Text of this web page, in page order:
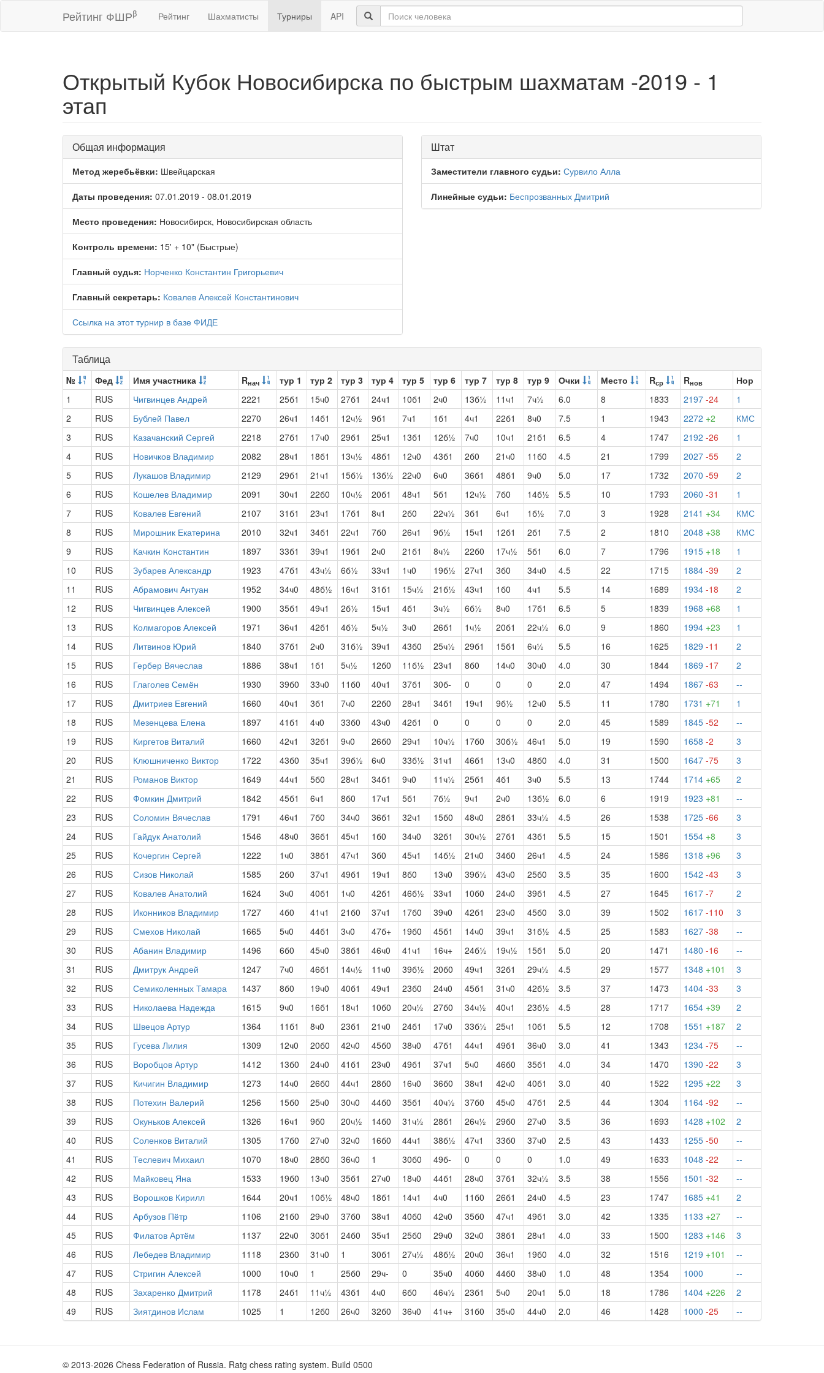
Рейтинг ФШРβ Рейтинг Шахматисты Турниры API
Открытый Кубок Новосибирска по быстрым шахматам -2019 - 1
этап
Общая информация
Метод жеребьёвки: Швейцарская
Даты проведения: 07.01.2019 - 08.01.2019
Место проведения: Новосибирск, Новосибирская область
Контроль времени: 15' + 10" (Быстрые)
Главный судья: Норченко Константин Григорьевич
Главный секретарь: Ковалев Алексей Константинович
Ссылка на этот турнир в базе ФИДЕ
Штат
Заместители главного судьи: Сурвило Алла
Линейные судьи: Беспрозванных Дмитрий
Таблица
№ Фед Имя участника Rнач тур 1 тур 2 тур 3 тур 4 тур 5 тур 6 тур 7 тур 8 тур 9 Очки Место Rср Rнов
Нор
1
RUS Чигвинцев Андрей 2221 25б1 15ч0 27б1 24ч1 10б1 2ч0 13б½ 11ч1 7ч½ 6.0 8 1833 2197 -24
1
2
RUS Бублей Павел 2270 26ч1 14б1 12ч½ 9б1 7ч1 1б1 4ч1 22б1 8ч0 7.5 1 1943 2272 +2
КМС
3
RUS Казачанский Сергей 2218 27б1 17ч0 29б1 25ч1 13б1 12б½ 7ч0 10ч1 21б1 6.5 4 1747 2192 -26
1
4
RUS Новичков Владимир 2082 28ч1 18б1 13ч½ 48б1 12ч0 43б1 2б0 21ч0 11б0 4.5 21 1799 2027 -55
2
5
RUS Лукашов Владимир 2129 29б1 21ч1 15б½ 13б½ 22ч0 6ч0 36б1 48б1 9ч0 5.0 17 1732 2070 -59
2
6
RUS Кошелев Владимир 2091 30ч1 22б0 10ч½ 20б1 48ч1 5б1 12ч½ 7б0 14б½ 5.5 10 1793 2060 -31
1
7
RUS Ковалев Евгений 2107 31б1 23ч1 17б1 8ч1 2б0 22ч½ 3б1 6ч1 1б½ 7.0 3 1928 2141 +34
КМС
8
RUS Мирошник Екатерина 2010 32ч1 34б1 22ч1 7б0 26ч1 9б½ 15ч1 12б1 2б1 7.5 2 1810 2048 +38
КМС
9
RUS Качкин Константин 1897 33б1 39ч1 19б1 2ч0 21б1 8ч½ 22б0 17ч½ 5б1 6.0 7 1796 1915 +18
1
10
RUS Зубарев Александр 1923 47б1 43ч½ 6б½ 33ч1 1ч0 19б½ 27ч1 3б0 34ч0 4.5 22 1715 1884 -39
2
11
RUS Абрамович Антуан 1952 34ч0 48б½ 16ч1 31б1 15ч½ 21б½ 43ч1 1б0 4ч1 5.5 14 1689 1934 -18
2
12
RUS Чигвинцев Алексей 1900 35б1 49ч1 2б½ 15ч1 4б1 3ч½ 6б½ 8ч0 17б1 6.5 5 1839 1968 +68
1
13
RUS Колмагоров Алексей 1971 36ч1 42б1 4б½ 5ч½ 3ч0 26б1 1ч½ 20б1 22ч½ 6.0 9 1860 1994 +23
1
14
RUS Литвинов Юрий 1840 37б1 2ч0 31б½ 39ч1 43б0 25ч½ 29б1 15б1 6ч½ 5.5 16 1625 1829 -11
2
15
RUS Гербер Вячеслав 1886 38ч1 1б1 5ч½ 12б0 11б½ 23ч1 8б0 14ч0 30ч0 4.0 30 1844 1869 -17
2
16
RUS Глаголев Семён 1930 39б0 33ч0 11б0 40ч1 37б1 30б- 0 0 0 2.0 47 1494 1867 -63
--
17
RUS Дмитриев Евгений 1660 40ч1 3б1 7ч0 22б0 28ч1 34б1 19ч1 9б½ 12ч0 5.5 11 1780 1731 +71
1
18
RUS Мезенцева Елена 1897 41б1 4ч0 33б0 43ч0 42б1 0 0 0 0 2.0 45 1589 1845 -52
--
19
RUS Киргетов Виталий 1660 42ч1 32б1 9ч0 26б0 29ч1 10ч½ 17б0 30б½ 46ч1 5.0 19 1590 1658 -2
3
20
RUS Клюшниченко Виктор 1722 43б0 35ч1 39б½ 6ч0 33б½ 31ч1 46б1 13ч0 48б0 4.0 31 1500 1647 -75
3
21
RUS Романов Виктор 1649 44ч1 5б0 28ч1 34б1 9ч0 11ч½ 25б1 4б1 3ч0 5.5 13 1744 1714 +65
2
22
RUS Фомкин Дмитрий 1842 45б1 6ч1 8б0 17ч1 5б1 7б½ 9ч1 2ч0 13б½ 6.0 6 1919 1923 +81
--
23
RUS Соломин Вячеслав 1791 46ч1 7б0 34ч0 36б1 32ч1 15б0 48ч0 28б1 33ч½ 4.5 26 1538 1725 -66
3
24
RUS Гайдук Анатолий 1546 48ч0 36б1 45ч1 1б0 34ч0 32б1 30ч½ 27б1 43б1 5.5 15 1501 1554 +8
3
25
RUS Кочергин Сергей 1222 1ч0 38б1 47ч1 3б0 45ч1 14б½ 21ч0 34б0 26ч1 4.5 24 1586 1318 +96
3
26
RUS Сизов Николай 1585 2б0 37ч1 49б1 19ч1 8б0 13ч0 39б½ 43ч0 25б0 3.5 35 1600 1542 -43
3
27
RUS Ковалев Анатолий 1624 3ч0 40б1 1ч0 42б1 46б½ 33ч1 10б0 24ч0 39б1 4.5 27 1645 1617 -7
2
28
RUS Иконников Владимир 1727 4б0 41ч1 21б0 37ч1 17б0 39ч0 42б1 23ч0 45б0 3.0 39 1502 1617 -110
3
29
RUS Смехов Николай 1665 5ч0 44б1 3ч0 47б+ 19б0 45б1 14ч0 39ч1 31б½ 4.5 25 1583 1627 -38
--
30
RUS Абанин Владимир 1496 6б0 45ч0 38б1 46ч0 41ч1 16ч+ 24б½ 19ч½ 15б1 5.0 20 1471 1480 -16
--
31
RUS Дмитрук Андрей 1247 7ч0 46б1 14ч½ 11ч0 39б½ 20б0 49ч1 32б1 29ч½ 4.5 29 1577 1348 +101
3
32
RUS Семиколенных Тамара 1437 8б0 19ч0 40б1 49ч1 23б0 24ч0 45б1 31ч0 42б½ 3.5 37 1473 1404 -33
3
33
RUS Николаева Надежда 1615 9ч0 16б1 18ч1 10б0 20ч½ 27б0 34ч½ 40ч1 23б½ 4.5 28 1717 1654 +39
2
34
RUS Швецов Артур 1364 11б1 8ч0 23б1 21ч0 24б1 17ч0 33б½ 25ч1 10б1 5.5 12 1708 1551 +187
2
35
RUS Гусева Лилия 1309 12ч0 20б0 42ч0 45б0 38ч0 47б1 44ч1 49б1 36ч0 3.0 41 1343 1234 -75
--
36
RUS Воробцов Артур 1412 13б0 24ч0 41б1 23ч0 49б1 37ч1 5ч0 46б0 35б1 4.0 34 1470 1390 -22
3
37
RUS Кичигин Владимир 1273 14ч0 26б0 44ч1 28б0 16ч0 36б0 38ч1 42ч0 40б1 3.0 40 1522 1295 +22
3
38
RUS Потехин Валерий 1256 15б0 25ч0 30ч0 44б0 35б1 40ч½ 37б0 45ч0 47б1 2.5 44 1304 1164 -92
--
39
RUS Окуньков Алексей 1326 16ч1 9б0 20ч½ 14б0 31ч½ 28б1 26ч½ 29б0 27ч0 3.5 36 1693 1428 +102
2
40
RUS Соленков Виталий 1305 17б0 27ч0 32ч0 16б0 44ч1 38б½ 47ч1 33б0 37ч0 2.5 43 1433 1255 -50
--
41
RUS Теслевич Михаил 1070 18ч0 28б0 36ч0 1 30б0 49б- 0 0 0 1.0 49 1633 1048 -22
--
42
RUS Майковец Яна 1533 19б0 13ч0 35б1 27ч0 18ч0 44б1 28ч0 37б1 32ч½ 3.5 38 1556 1501 -32
--
43
RUS Ворошков Кирилл 1644 20ч1 10б½ 48ч0 18б1 14ч1 4ч0 11б0 26б1 24ч0 4.5 23 1747 1685 +41
2
44
RUS Арбузов Пётр 1106 21б0 29ч0 37б0 38ч1 40б0 42ч0 35б0 47ч1 49б1 3.0 42 1335 1133 +27
--
45
RUS Филатов Артём 1137 22ч0 30б1 24б0 35ч1 25б0 29ч0 32ч0 38б1 28ч1 4.0 33 1500 1283 +146
3
46
RUS Лебедев Владимир 1118 23б0 31ч0 1 30б1 27ч½ 48б½ 20ч0 36ч1 19б0 4.0 32 1516 1219 +101
--
47
RUS Стригин Алексей 1000 10ч0 1 25б0 29ч- 0 35ч0 40б0 44б0 38ч0 1.0 48 1354 1000
--
48
RUS Захаренко Дмитрий 1178 24б1 11ч½ 43б1 4ч0 6б0 46ч½ 23б1 5ч0 20ч1 5.0 18 1786 1404 +226
2
49
RUS Зиятдинов Ислам 1025 1 12б0 26ч0 32б0 36ч0 41ч+ 31б0 35ч0 44ч0 2.0 46 1428 1000 -25 --
© 2013-2026 Chess Federation of Russia. Ratg chess rating system. Build 0500